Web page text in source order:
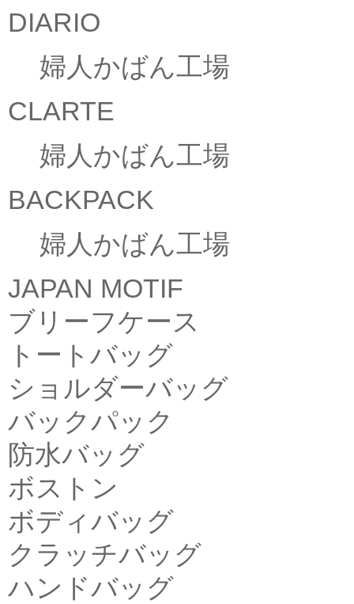
DIARIO
婦人かばん工場
CLARTE
婦人かばん工場
BACKPACK
婦人かばん工場
JAPAN MOTIF
ブリーフケース
トートバッグ
ショルダーバッグ
バックパック
防水バッグ
ボストン
ボディバッグ
クラッチバッグ
ハンドバッグ